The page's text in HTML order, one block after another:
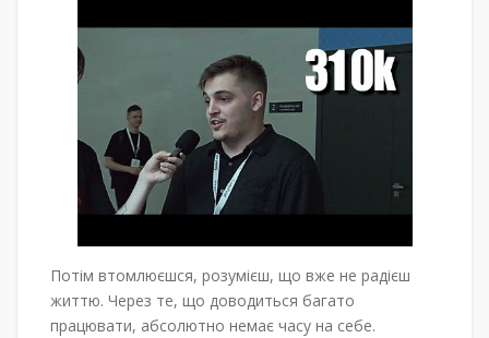
Потім втомлюєшся, розумієш, що вже не радієш
життю. Через те, що доводиться багато
працювати, абсолютно немає часу на себе.